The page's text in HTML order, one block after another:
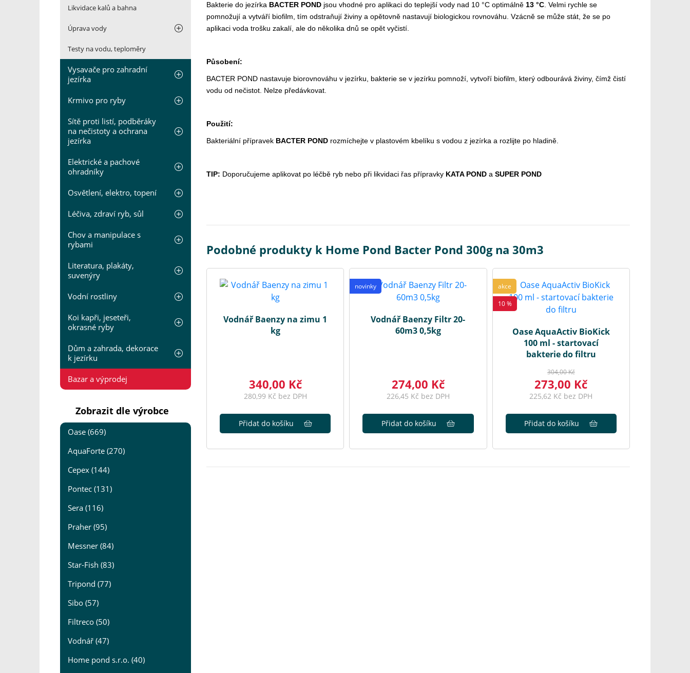
Likvidace kalů a bahna
Úprava vody
Testy na vodu, teploměry
Vysavače pro zahradní
jezírka
Krmivo pro ryby
Sítě proti listí, podběráky
na nečistoty a ochrana
jezírka
Elektrické a pachové
ohradníky
Osvětlení, elektro, topení
Léčiva, zdraví ryb, sůl
Chov a manipulace s
rybami
Literatura, plakáty,
suvenýry
Vodní rostliny
Koi kapři, jeseteři,
okrasné ryby
Dům a zahrada, dekorace
k jezírku
Bazar a výprodej
Zobrazit dle výrobce
Oase (669)
AquaForte (270)
Cepex (144)
Pontec (131)
Sera (116)
Praher (95)
Messner (84)
Star-Fish (83)
Tripond (77)
Sibo (57)
Filtreco (50)
Vodnář (47)
Home pond s.r.o. (40)
Bakterie do jezírka BACTER POND jsou vhodné pro aplikaci do teplejší vody nad 10 °C optimálně 13 °C . Velmi rychle se
pomnožují a vytváří biofilm, tím odstraňují živiny a opětovně nastavují biologickou rovnováhu. Vzácně se může stát, že se po
aplikaci voda trošku zakalí, ale do několika dnů se opět vyčistí.
Působení:
BACTER POND nastavuje biorovnováhu v jezírku, bakterie se v jezírku pomnoží, vytvoří biofilm, který odbourává živiny, čímž čistí
vodu od nečistot. Nelze předávkovat.
Použití:
Bakteriální přípravek BACTER POND rozmíchejte v plastovém kbelíku s vodou z jezírka a rozlijte po hladině.
TIP: Doporučujeme aplikovat po léčbě ryb nebo při likvidaci řas přípravky KATA POND a SUPER POND
Podobné produkty k Home Pond Bacter Pond 300g na 30m3
Vodnář Baenzy na zimu 1
kg
340,00 Kč
280,99 Kč bez DPH
Přidat do košíku
novinky
Vodnář Baenzy Filtr 20-
60m3 0,5kg
274,00 Kč
226,45 Kč bez DPH
Přidat do košíku
akce
10 %
Oase AquaActiv BioKick
100 ml - startovací
bakterie do filtru
304,00 Kč
273,00 Kč
225,62 Kč bez DPH
Přidat do košíku